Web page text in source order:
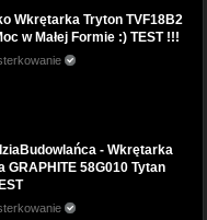
Wkrętarka Tryton TVF18B2
w Małej Formie :) TEST !!!
- Wkrętarka
GRAPHITE 58G010 Tytan